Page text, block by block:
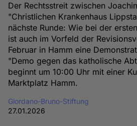
Der Rechtsstreit zwischen
"Christlichen Krankenhaus
nächste Runde: Wie bei der
ist auch im Vorfeld der
Februar in Hamm eine
"Demo gegen das katholische
beginnt um 10:00 Uhr mit einer
Marktplatz Hamm.
Giordano-Bruno-Stiftung
27.01.2026